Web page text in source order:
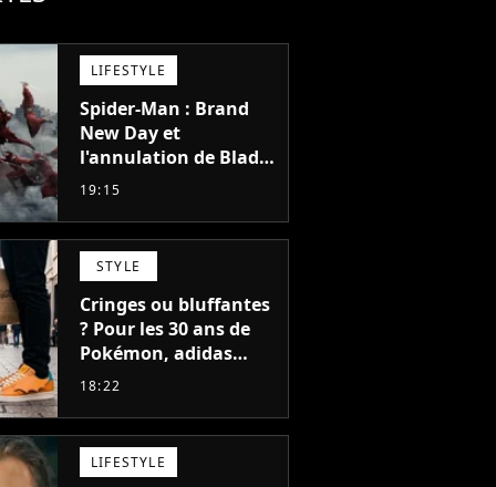
LIFESTYLE
Spider-Man : Brand
New Day et
l'annulation de Blade
montrent que Marvel
faire quoi que ce soit
de simple
19:15
STYLE
Cringes ou bluffantes
? Pour les 30 ans de
Pokémon, adidas
dévoile une énorme
et je ne sais pas quoi
en penser
18:22
LIFESTYLE